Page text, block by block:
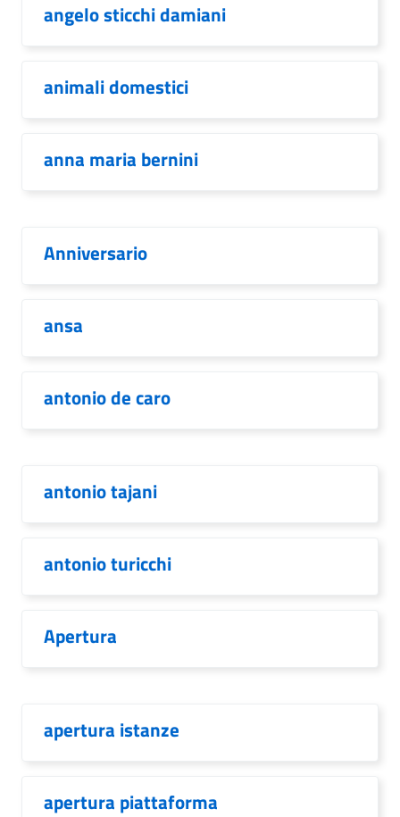
angelo sticchi damiani
animali domestici
anna maria bernini
Anniversario
ansa
antonio de caro
antonio tajani
antonio turicchi
Apertura
apertura istanze
apertura piattaforma